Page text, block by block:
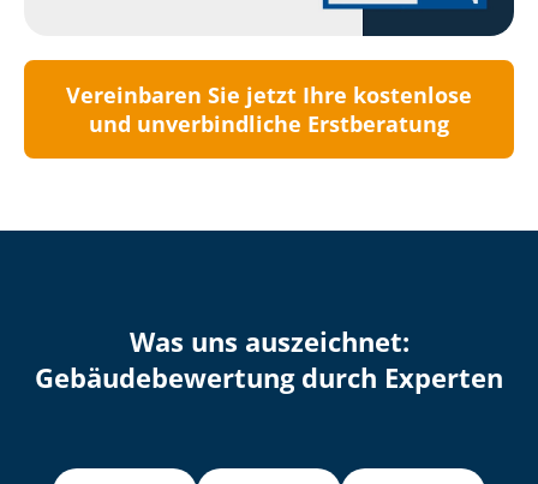
Vereinbaren Sie jetzt Ihre kostenlose
und unverbindliche Erstberatung
Was uns auszeichnet:
Ge­bäu­de­be­wer­tung durch Experten